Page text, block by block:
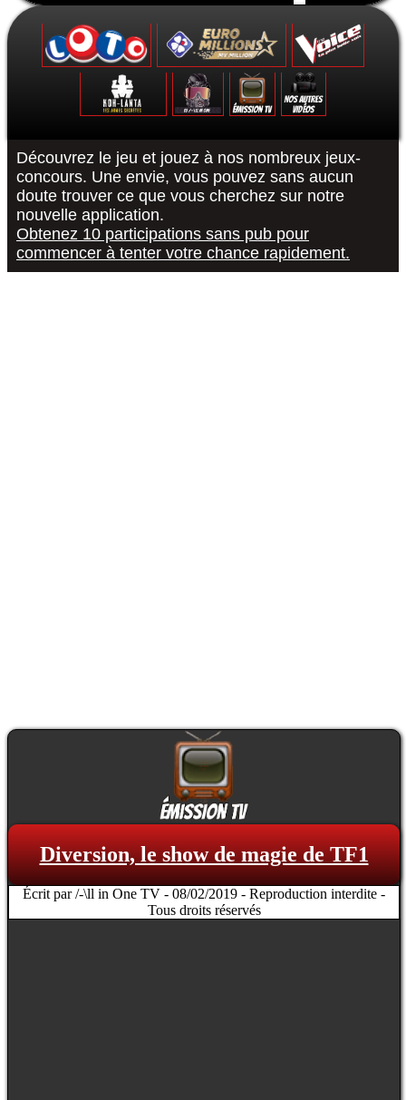
Formulaire de contact
Loto : le tirage du 27 août 2022
Euromillions : tirage du 6 septembre Euro
Koh-Lanta : Les Poteaux - La Finale - Koh-Lanta :
The Voice 10 - La Finale - 15/05/2021 The Voice
Le Grand Quiz - Permis De Conduire -
"R or B #RorB"
District Z : Épisode 3 - 25/12/2020 Les 12
Découvrez le jeu et jouez à nos nombreux jeux-
concours. Une envie, vous pouvez sans aucun
doute trouver ce que vous cherchez sur notre
nouvelle application.
Obtenez 10 participations sans pub pour
commencer à tenter votre chance rapidement.
Diversion, le show de magie de TF1
Écrit par /-\ll in One TV - 08/02/2019 - Reproduction interdite -
Tous droits réservés